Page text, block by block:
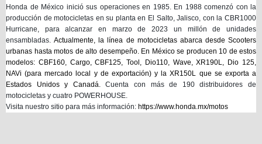
Honda de México inició sus operaciones en 1985. En 1988 comenzó con la
producción de motocicletas en su planta en El Salto, Jalisco, con la CBR1000
Hurricane, para alcanzar en marzo de 2023 un millón de unidades
ensambladas.Actualmente, la línea de motocicletas abarca desde Scooters
urbanas hasta motos de alto desempeño. En México se producen 10 de estos
modelos: CBF160, Cargo, CBF125, Tool, Dio110, Wave, XR190L, Dio 125,
NAVi (para mercado local y de exportación) y la XR150L que se exporta a
Estados Unidos y Canadá.Cuenta con más de 190 distribuidores de
motocicletas y cuatro POWERHOUSE.
Visita nuestro sitio para más información: https://www.honda.mx/motos